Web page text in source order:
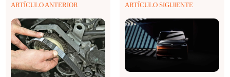
ARTÍCULO ANTERIOR ARTÍCULO SIGUIENTE